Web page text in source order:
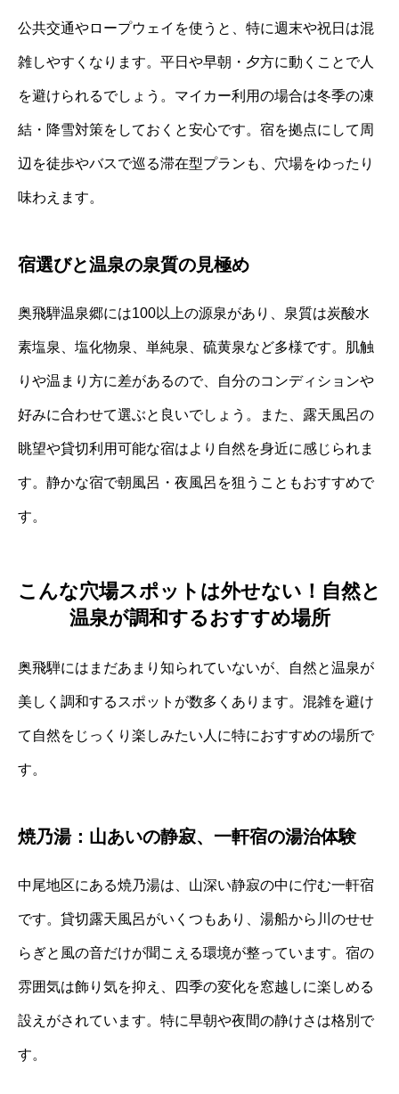
公共交通やロープウェイを使うと、特に週末や祝日は混
雑しやすくなります。平日や早朝・夕方に動くことで人
を避けられるでしょう。マイカー利用の場合は冬季の凍
結・降雪対策をしておくと安心です。宿を拠点にして周
辺を徒歩やバスで巡る滞在型プランも、穴場をゆったり
味わえます。
宿選びと温泉の泉質の見極め
奥飛騨温泉郷には100以上の源泉があり、泉質は炭酸水
素塩泉、塩化物泉、単純泉、硫黄泉など多様です。肌触
りや温まり方に差があるので、自分のコンディションや
好みに合わせて選ぶと良いでしょう。また、露天風呂の
眺望や貸切利用可能な宿はより自然を身近に感じられま
す。静かな宿で朝風呂・夜風呂を狙うこともおすすめで
す。
こんな穴場スポットは外せない！自然と
温泉が調和するおすすめ場所
奥飛騨にはまだあまり知られていないが、自然と温泉が
美しく調和するスポットが数多くあります。混雑を避け
て自然をじっくり楽しみたい人に特におすすめの場所で
す。
焼乃湯：山あいの静寂、一軒宿の湯治体験
中尾地区にある焼乃湯は、山深い静寂の中に佇む一軒宿
です。貸切露天風呂がいくつもあり、湯船から川のせせ
らぎと風の音だけが聞こえる環境が整っています。宿の
雰囲気は飾り気を抑え、四季の変化を窓越しに楽しめる
設えがされています。特に早朝や夜間の静けさは格別で
す。